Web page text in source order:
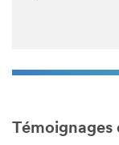
Témoignages